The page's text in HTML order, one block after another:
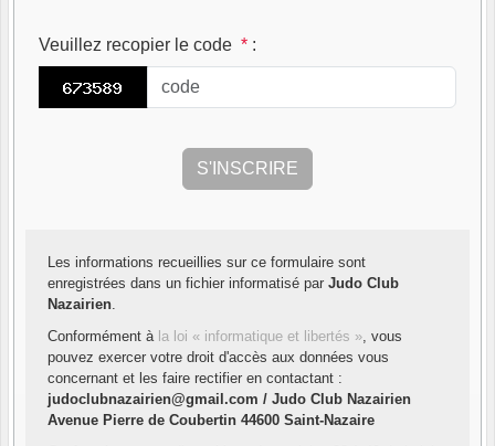
Veuillez recopier le code * :
Les informations recueillies sur ce formulaire sont
enregistrées dans un fichier informatisé par Judo Club
Nazairien.
Conformément à la loi « informatique et libertés », vous
pouvez exercer votre droit d'accès aux données vous
concernant et les faire rectifier en contactant :
judoclubnazairien@gmail.com / Judo Club Nazairien
Avenue Pierre de Coubertin 44600 Saint-Nazaire